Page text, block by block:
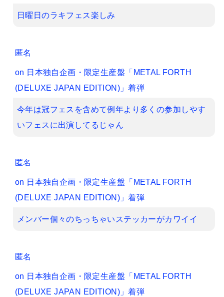
日曜日のラキフェス楽しみ
匿名
on 日本独自企画・限定生産盤「METAL FORTH
(DELUXE JAPAN EDITION)」着弾
今年は冠フェスを含めて例年より多くの参加しやす
いフェスに出演してるじゃん
匿名
on 日本独自企画・限定生産盤「METAL FORTH
(DELUXE JAPAN EDITION)」着弾
メンバー個々のちっちゃいステッカーがカワイイ
匿名
on 日本独自企画・限定生産盤「METAL FORTH
(DELUXE JAPAN EDITION)」着弾